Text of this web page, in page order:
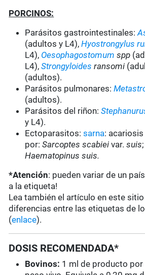
PORCINOS:
Parásitos gastrointestinales:
(adultos y L4),Hyostrongylus
L4), Oesophagostomum spp
L4),Strongyloides ransomi
(adultos).
Parásitos pulmonares:
(adultos).
Parásitos del riñon:
y L4).
Ectoparasitos:sarna:
por:Sarcoptes scabieivar. suis;
Haematopinus suis.
*Atención: pueden variar de un
a la etiqueta!
Lea también el artículo en este
diferencias entre las etiquetas de
(enlace).
DOSIS RECOMENDADA*
Bovinos: 1 ml de producto